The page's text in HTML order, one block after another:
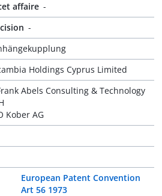
affaire -
-
Holdings Cyprus Limited
Abels Consulting & Technology
Kober AG
European Patent Convention
Art 56 1973